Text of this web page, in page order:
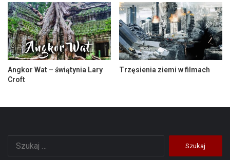
Angkor Wat – świątynia Lary
Croft
Trzęsienia ziemi w filmach